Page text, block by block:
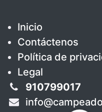
Inicio
Contáctenos
Política de
Legal
910799017